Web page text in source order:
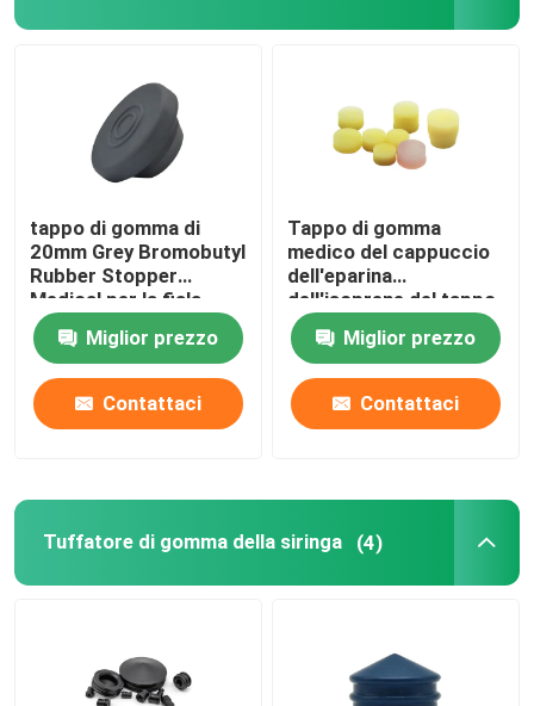
tappo di gomma di
20mm Grey Bromobutyl
Rubber Stopper
Medical per la fiala
dell'iniezione
Miglior prezzo
Contattaci
Tappo di gomma
medico del cappuccio
dell'eparina
dell'isoprene del tappo
dell'eparina
Miglior prezzo
Contattaci
Tuffatore di gomma della siringa (4)